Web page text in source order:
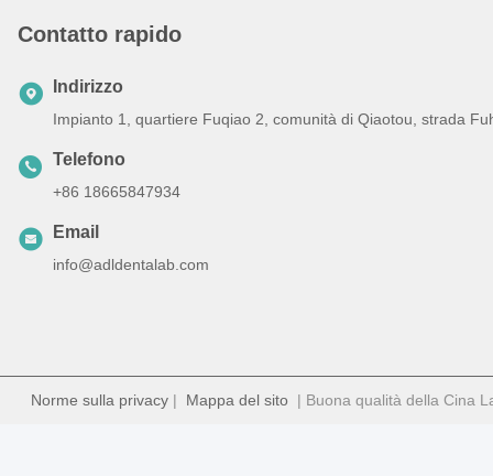
Contatto rapido
Indirizzo
Impianto 1, quartiere Fuqiao 2, comunità di Qiaotou, strada
Telefono
+86 18665847934
Email
info@adldentalab.com
Norme sulla privacy| Mappa del sito| Buona qualità della Cina